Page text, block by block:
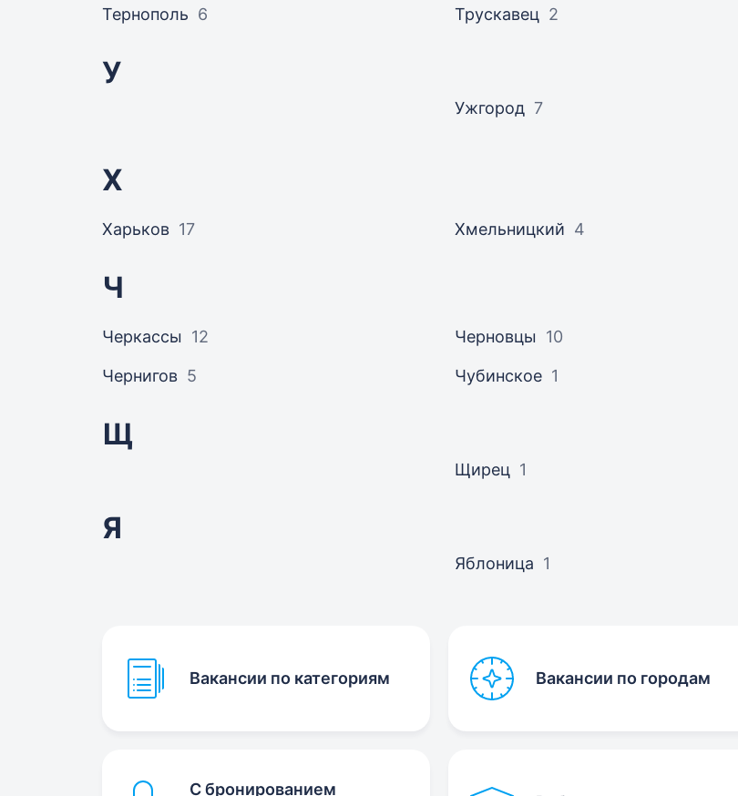
Тернополь 6 Трускавец 2
У
Ужгород 7
Х
Харьков 17 Хмельницкий 4
Ч
Черкассы 12
Чернигов 5
Черновцы 10
Чубинское 1
Щ
Щирец 1
Я
Яблоница 1
Вакансии по категориям Вакансии по городам
С бронированием